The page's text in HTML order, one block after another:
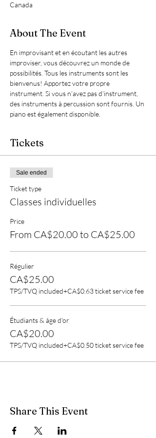
Canada
About The Event
En improvisant et en écoutant les autres
improviser, vous découvrez un monde de
possibilités. Tous les instruments sont les
bienvenus! Apportez votre propre
instrument. Si vous n’avez pas d’instrument,
des instruments à percussion sont fournis. Un
piano est également disponible.
Tickets
Sale ended
Ticket type
Classes individuelles
Price
From CA$20.00 to CA$25.00
Régulier
CA$25.00
TPS/TVQ included+CA$0.63 ticket service fee
Étudiants & âge d'or
CA$20.00
TPS/TVQ included+CA$0.50 ticket service fee
Share This Event